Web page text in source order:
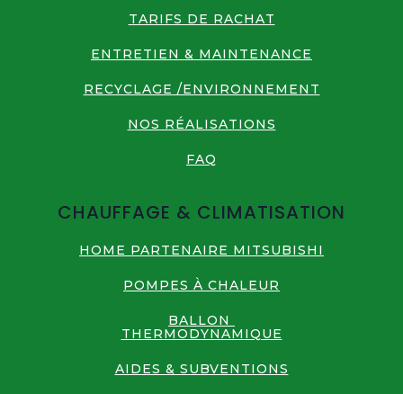
TARIFS DE RACHAT
ENTRETIEN & MAINTENANCE
RECYCLAGE /ENVIRONNEMENT
NOS RÉALISATIONS
FAQ
CHAUFFAGE & CLIMATISATION
HOME PARTENAIRE MITSUBISHI
POMPES À CHALEUR
BALLON
THERMODYNAMIQUE
AIDES & SUBVENTIONS